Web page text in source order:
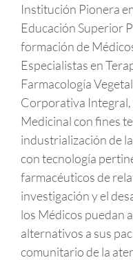
Institución Pionera
Educación Superior
formación de
Especialistas en
Farmacología
Corporativa Integral,
Medicinal con fines
industrialización de
con tecnología
farmacéuticos de
investigación y el
los Médicos puedan
alternativos a sus
comunitario de la